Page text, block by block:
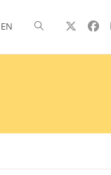
EN Alternar
de